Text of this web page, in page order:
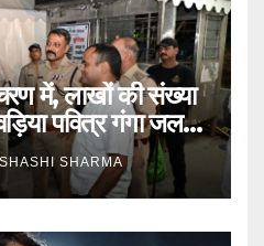
में, लाखों की संख्या
पवित्र गंगा जल
SHASHI SHARMA